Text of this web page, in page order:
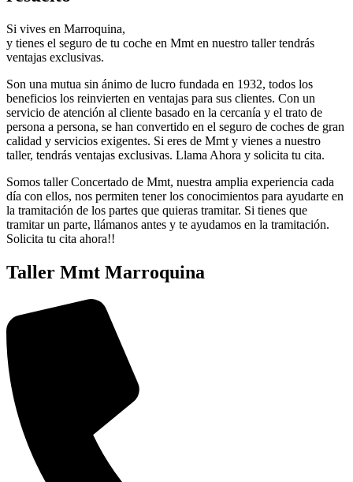
Si vives en Marroquina,
y tienes el seguro de tu coche en Mmt en nuestro taller tendrás
ventajas exclusivas.
Son una mutua sin ánimo de lucro fundada en 1932, todos los
beneficios los reinvierten en ventajas para sus clientes. Con un
servicio de atención al cliente basado en la cercanía y el trato de
persona a persona, se han convertido en el seguro de coches de gran
calidad y servicios exigentes. Si eres de Mmt y vienes a nuestro
taller, tendrás ventajas exclusivas. Llama Ahora y solicita tu cita.
Somos taller Concertado de Mmt, nuestra amplia experiencia cada
día con ellos, nos permiten tener los conocimientos para ayudarte en
la tramitación de los partes que quieras tramitar. Si tienes que
tramitar un parte, llámanos antes y te ayudamos en la tramitación.
Solicita tu cita ahora!!
Taller Mmt Marroquina